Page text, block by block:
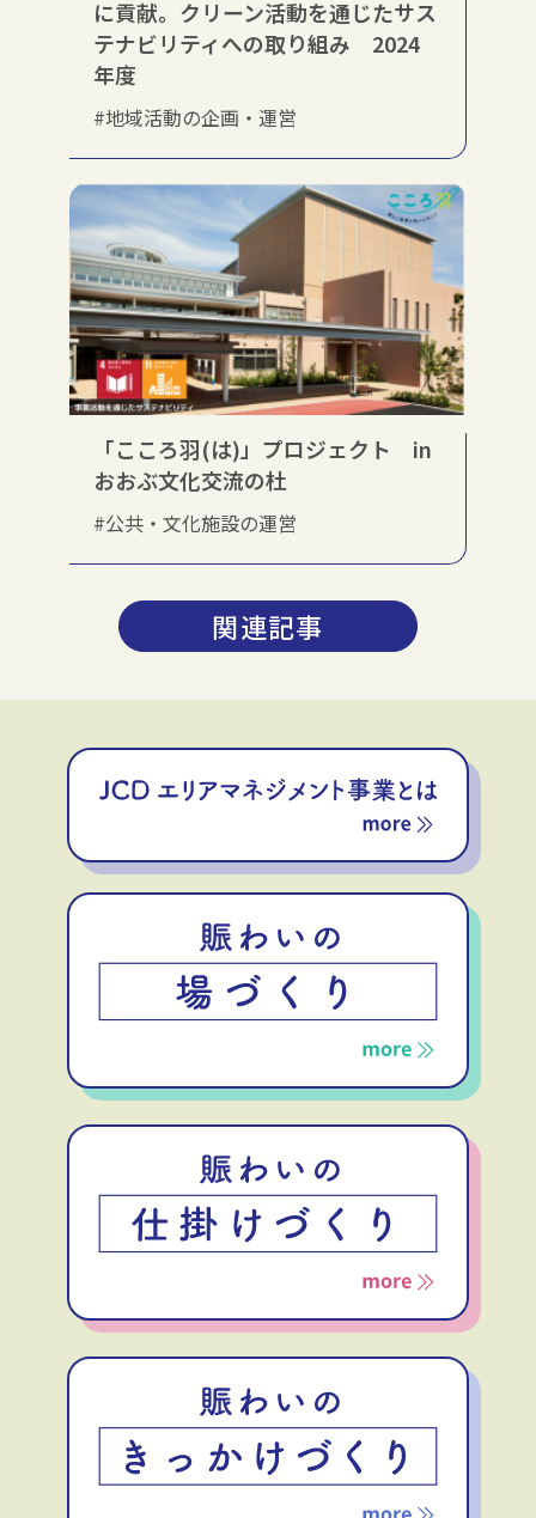
に貢献。クリーン活動を通じたサス
テナビリティへの取り組み 2024
年度
#地域活動の企画・運営
「こころ羽(は)」プロジェクト in
おおぶ文化交流の杜
#公共・文化施設の運営
関連記事